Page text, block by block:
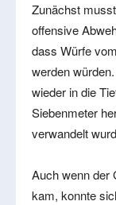
Zunächst
offensive
dass Würfe
werden
wieder in die
Siebenmeter
verwandelt
Auch wenn der
kam, konnte